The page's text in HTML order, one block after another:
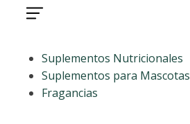
Suplementos Nutricionales
Suplementos para Mascotas
Fragancias